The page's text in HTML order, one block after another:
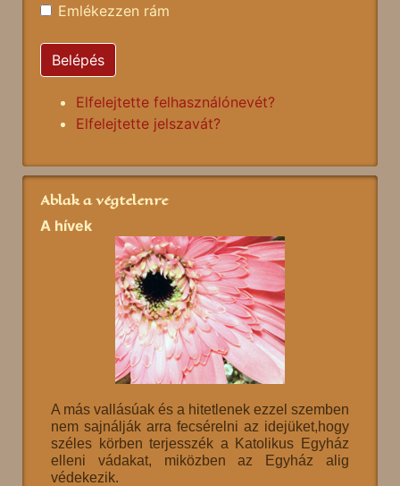
Emlékezzen rám
Belépés
Elfelejtette felhasználónevét?
Elfelejtette jelszavát?
Ablak a végtelenre
A hívek
A más vallásúak és a hitetlenek ezzel szemben
nem sajnálják arra fecsérelni az idejüket,hogy
széles körben terjesszék a Katolikus Egyház
elleni vádakat, miközben az Egyház alig
védekezik.